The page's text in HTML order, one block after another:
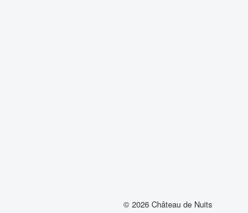
© 2026 Château de Nuits